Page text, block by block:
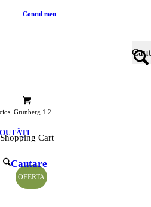
Contul meu
Shopping Cart
Cautare
1 2
Grunberg
OFERTA